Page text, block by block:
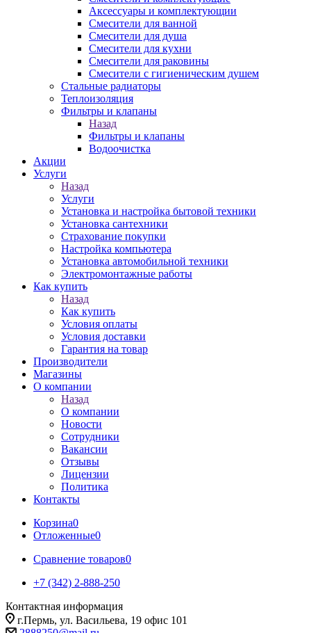
Аксессуары и комплектующии
Смесители для ванной
Смесители для душа
Смесители для кухни
Смесители для раковины
Смесители с гигиеническим душем
Стальные радиаторы
Теплоизоляция
Фильтры и клапаны
Назад
Фильтры и клапаны
Водоочистка
Акции
Услуги
Назад
Услуги
Установка и настройка бытовой техники
Установка сантехники
Страхование покупки
Настройка компьютера
Установка автомобильной техники
Электромонтажные работы
Как купить
Назад
Как купить
Условия оплаты
Условия доставки
Гарантия на товар
Производители
Магазины
О компании
Назад
О компании
Новости
Сотрудники
Вакансии
Отзывы
Лицензии
Политика
Контакты
Корзина0
Отложенные0
Сравнение товаров0
+7 (342) 2-888-250
Контактная информация
г.Пермь, ул. Васильева, 19 офис 101